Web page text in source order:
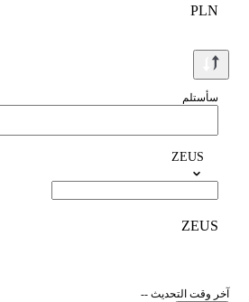
PLN
سأستلم
ZEUS
ZEUS
آخر وقت التحديث --